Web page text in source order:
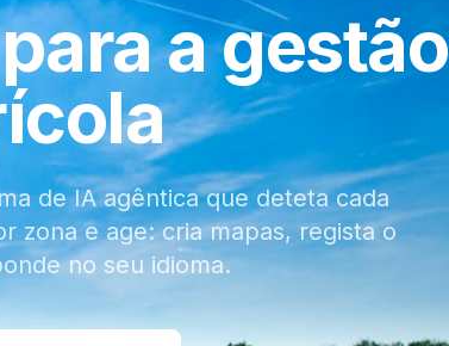
a gestão
de IA agêntica que deteta cada
zona e age: cria mapas, regista o
no seu idioma.